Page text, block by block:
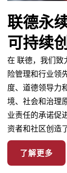
联德永
可持续
在 联德，我们致
险管理和行业领
度、道德领导力
境、社会和治理
业责任的承诺促
资者和社区创造
了解更多